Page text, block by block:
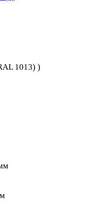
1013) )